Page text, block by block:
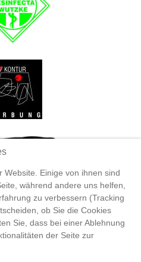
Einige von ihnen sind
während andere uns helfen,
zu verbessern (Tracking
ob Sie die Cookies
Sie, dass bei einer Ablehnung
der Seite zur